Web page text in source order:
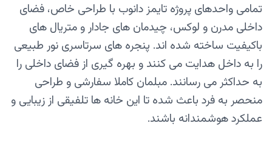
تمامی واحدهای پروژه تایمز دانوب با طراحی خاص، فضای
داخلی مدرن و لوکس، چیدمان‌ های جادار و متریال‌ های
باکیفیت ساخته شده‌ اند. پنجره‌ های سرتاسری نور طبیعی
را به داخل هدایت می‌ کنند و بهره‌ گیری از فضای داخلی را
به حداکثر می‌ رسانند. مبلمان کاملا سفارشی و طراحی
منحصر به‌ فرد باعث شده تا این خانه‌ ها تلفیقی از زیبایی و
عملکرد هوشمندانه باشند.